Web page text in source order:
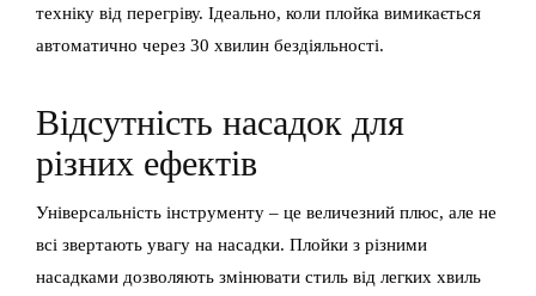
техніку від перегріву. Ідеально, коли плойка вимикається
автоматично через 30 хвилин бездіяльності.
Відсутність насадок для
різних ефектів
Універсальність інструменту – це величезний плюс, але не
всі звертають увагу на насадки. Плойки з різними
насадками дозволяють змінювати стиль від легких хвиль